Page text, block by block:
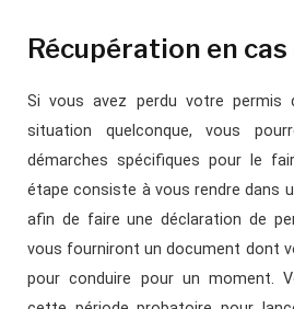
Récupération en
Si vous avez perdu votre permis
situation quelconque, vous
démarches spécifiques pour le
étape consiste à vous rendre dans
afin de faire une déclaration de
vous fourniront un document dont
pour conduire pour un moment.